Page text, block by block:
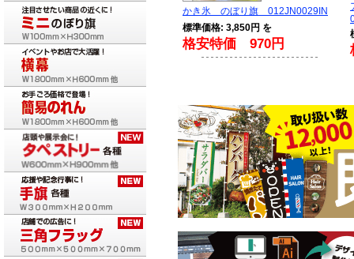
かき氷 のぼり旗 012JN0029IN
標準価格: 3,850円 を
格安特価 970円